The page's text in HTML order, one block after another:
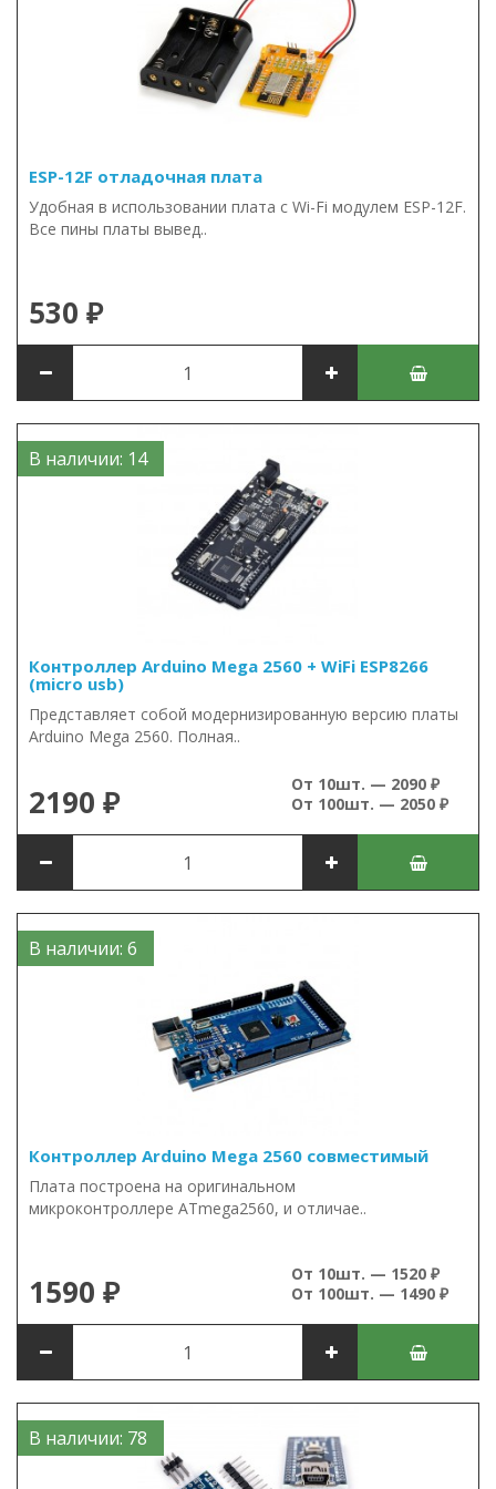
ESP-12F отладочная плата
Удобная в использовании плата с Wi-Fi модулем ESP-12F.
Все пины платы вывед..
530 ₽
В наличии: 14
Контроллер Arduino Mega 2560 + WiFi ESP8266
(micro usb)
Представляет собой модернизированную версию платы
Arduino Mega 2560. Полная..
2190 ₽
От 10шт. — 2090 ₽
От 100шт. — 2050 ₽
В наличии: 6
Контроллер Arduino Mega 2560 совместимый
Плата построена на оригинальном
микроконтроллере ATmega2560, и отличае..
1590 ₽
От 10шт. — 1520 ₽
От 100шт. — 1490 ₽
В наличии: 78